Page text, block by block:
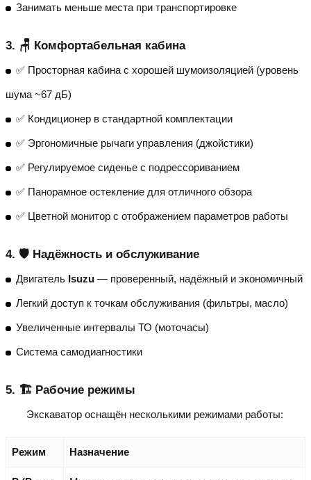
Занимать меньше места при транспортировке
3. 🪑 Комфортабельная кабина
✅ Просторная кабина с хорошей шумоизоляцией (уровень
шума ~67 дБ)
✅ Кондиционер в стандартной комплектации
✅ Эргономичные рычаги управления (джойстики)
✅ Регулируемое сиденье с подрессориванием
✅ Панорамное остекление для отличного обзора
✅ Цветной монитор с отображением параметров работы
4. 🛡️ Надёжность и обслуживание
Двигатель Isuzu — проверенный, надёжный и экономичный
Легкий доступ к точкам обслуживания (фильтры, масло)
Увеличенные интервалы ТО (моточасы)
Система самодиагностики
5. 🏗️ Рабочие режимы
Экскаватор оснащён несколькими режимами работы:
Режим Назначение